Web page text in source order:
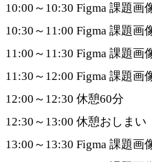
10:00～10:30 Figma 課題画
10:30～11:00 Figma 課題画
11:00～11:30 Figma 課題画
11:30～12:00 Figma 課題画
12:00～12:30 休憩60分
12:30～13:00 休憩おしまい
13:00～13:30 Figma 課題画